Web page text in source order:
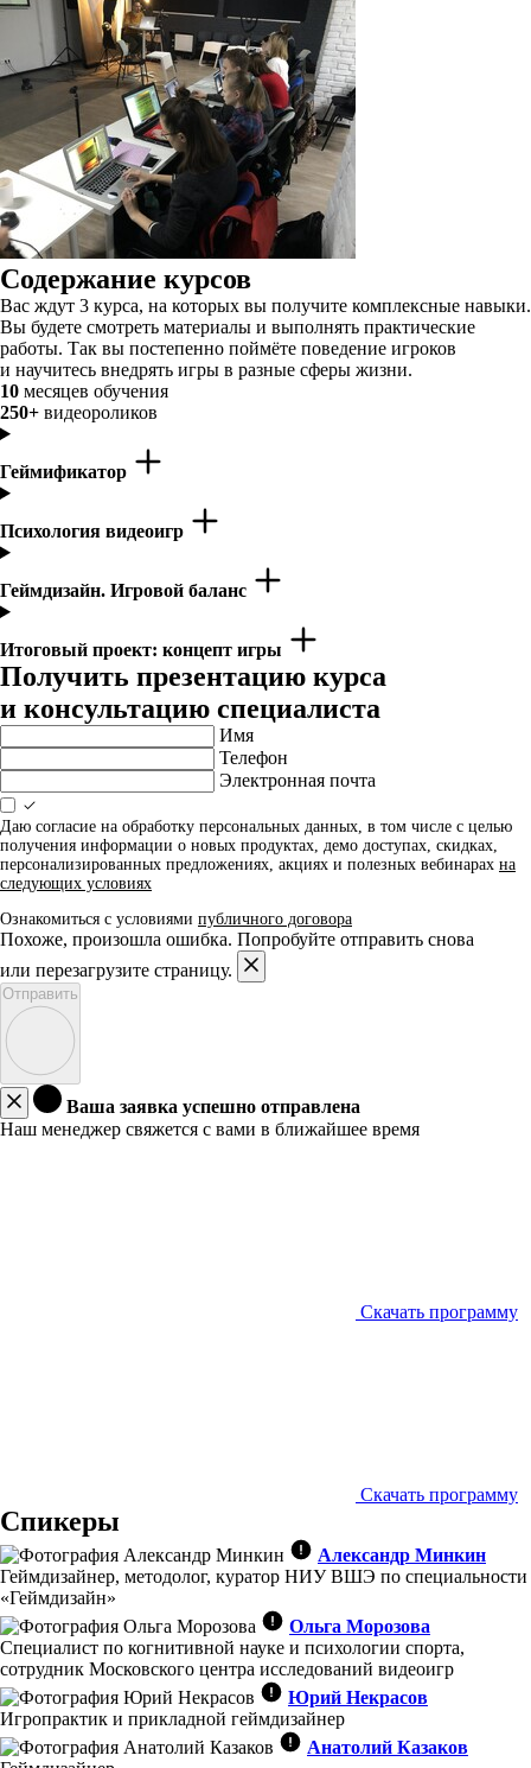
Содержание курсов
Вас ждут 3 курса, на которых вы получите комплексные навыки.
Вы будете смотреть материалы и выполнять практические
работы. Так вы постепенно поймёте поведение игроков
и научитесь внедрять игры в разные сферы жизни.
10 месяцев обучения
250+ видеороликов
Геймификатор
Психология видеоигр
Геймдизайн. Игровой баланс
Итоговый проект: концепт игры
Получить презентацию курса
и консультацию специалиста
Имя
Телефон
Электронная почта
Даю согласие на обработку персональных данных, в том числе с целью
получения информации о новых продуктах, демо доступах, скидках,
персонализированных предложениях, акциях и полезных вебинарах на
следующих условиях
Ознакомиться с условиями публичного договора
Похоже, произошла ошибка. Попробуйте отправить снова
или перезагрузите страницу.
Отправить
Ваша заявка успешно отправлена
Наш менеджер свяжется с вами в ближайшее время
Скачать программу
Скачать программу
Спикеры
Александр Минкин
Геймдизайнер, методолог, куратор НИУ ВШЭ по специальности
«Геймдизайн»
Ольга Морозова
Специалист по когнитивной науке и психологии спорта,
сотрудник Московского центра исследований видеоигр
Юрий Некрасов
Игропрактик и прикладной геймдизайнер
Анатолий Казаков